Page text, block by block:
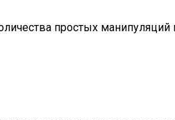
простых